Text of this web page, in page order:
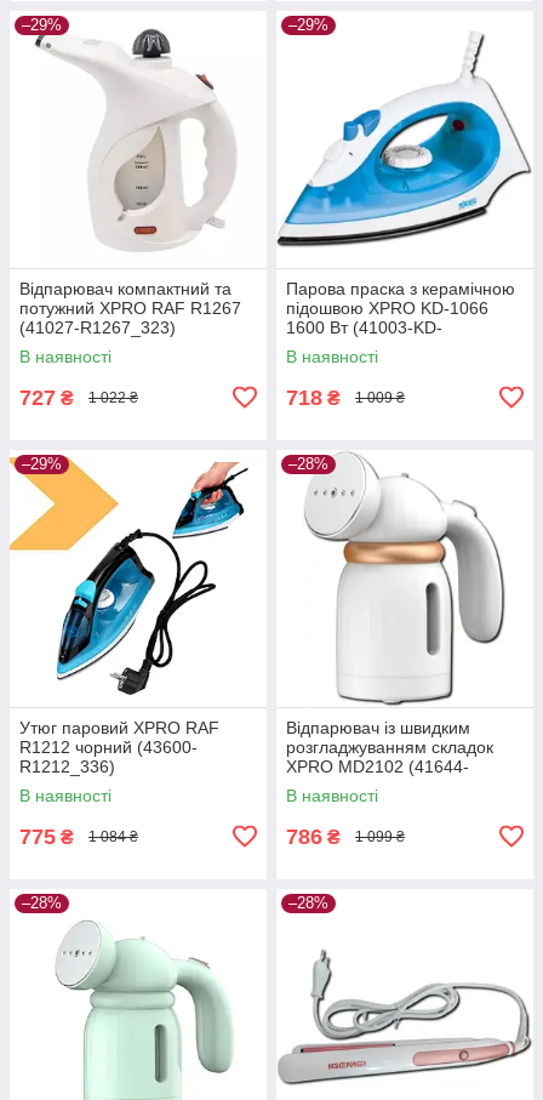
–29%
Відпарювач компактний та
потужний XPRO RAF R1267
(41027-R1267_323)
В наявності
727 ₴ 1 022 ₴
–29%
Парова праска з керамічною
підошвою XPRO KD-1066
1600 Вт (41003-KD-
1066_317)
В наявності
718 ₴ 1 009 ₴
–29%
Утюг паровий XPRO RAF
R1212 чорний (43600-
R1212_336)
В наявності
775 ₴ 1 084 ₴
–28%
Відпарювач із швидким
розгладжуванням складок
XPRO MD2102 (41644-
16033_368)
В наявності
786 ₴ 1 099 ₴
–28% –28%